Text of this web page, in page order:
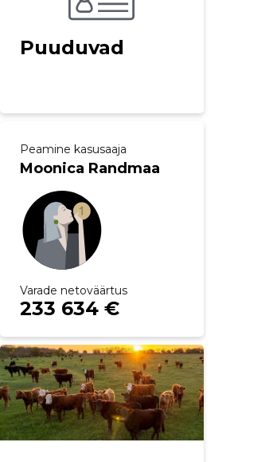
Puuduvad
Peamine kasusaaja
Moonica Randmaa
Varade netoväärtus
233 634 €